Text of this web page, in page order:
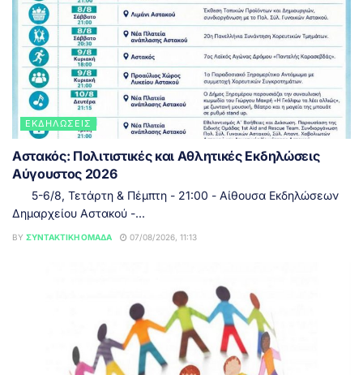
ΕΚΔΗΛΏΣΕΙΣ
Αστακός: Πολιτιστικές και Αθλητικές Εκδηλώσεις
Αύγουστος 2026
5-6/8, Τετάρτη & Πέμπτη - 21:00 - Αίθουσα Εκδηλώσεων
Δημαρχείου Αστακού -...
BY ΣΥΝΤΑΚΤΙΚΉ ΟΜΆΔΑ 07/08/2026, 11:13